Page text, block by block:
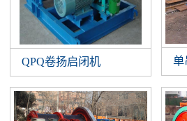
QPQ卷扬启闭机 单